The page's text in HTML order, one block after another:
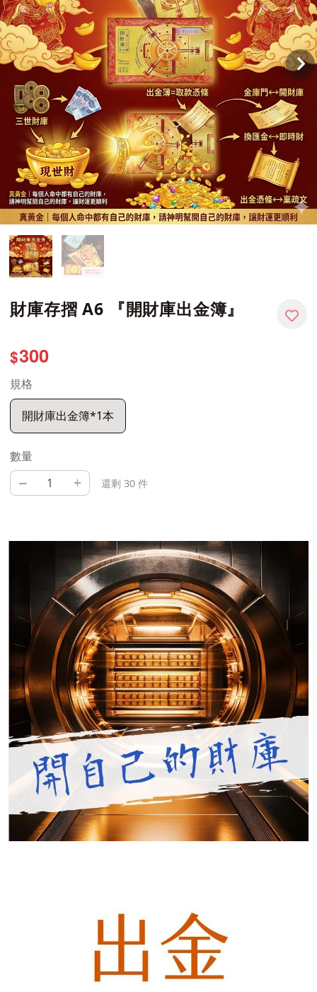
財庫存摺 A6 『開財庫出金簿』
$300
規格
開財庫出金簿*1本
數量
– + 還剩 30 件